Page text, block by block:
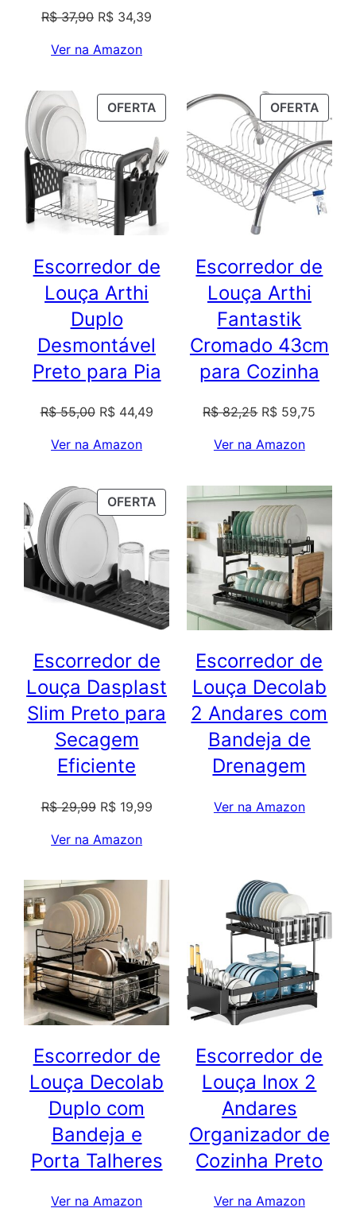
R$37,90 O
original
R$ 37,90.
R$ 34,39
R$ 34,39.
Ver na Amazon
OFERTAPRODUTO
EM
PROMOÇÃO
Escorredor de
Louça Arthi
Duplo
Desmontável
Preto para Pia
R$55,00 O
original
R$ 55,00.
R$44,49O
R$ 44,49.
Ver na Amazon
OFERTA
EM
Escorredor de
Louça Arthi
Fantastik
Cromado 43cm
para Cozinha
R$82,25 O
original
R$ 82,25.
R$ 59,75
R$
Ver na Amazon
OFERTAPRODUTO
PROMOÇÃO
Escorredor de
Louça Dasplast
Slim Preto para
Secagem
Eficiente
R$29,99 O
original
R$ 29,99.
R$19,99O
R$ 19,99.
Ver na Amazon
Escorredor de
Louça Decolab
2 Andares com
Bandeja de
Drenagem
Ver na Amazon
Escorredor de
Louça Decolab
Duplo com
Bandeja e
Porta Talheres
Ver na Amazon
Escorredor de
Louça Inox 2
Andares
Organizador de
Cozinha Preto
Ver na Amazon